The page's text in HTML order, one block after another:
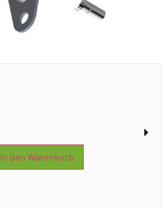
In den Warenkorb